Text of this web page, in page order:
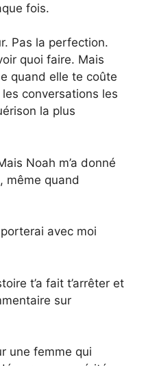
fois.
Pas la perfection.
quoi faire. Mais
quand elle te coûte
conversations les
la plus
Noah m’a donné
même quand
avec moi
t’a fait t’arrêter et
sur
une femme qui